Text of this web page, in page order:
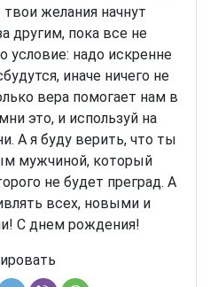
твои желания начнут
другим, пока все не
условие: надо искренне
иначе ничего не
вера помогает нам в
это, и используй на
А я буду верить, что ты
мужчиной, который
не будет преград. А
всех, новыми и
С днем рождения!